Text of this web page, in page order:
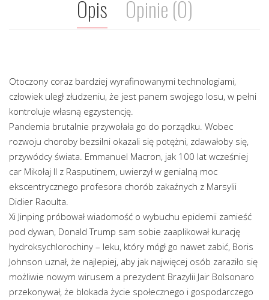
Opis Opinie (0)
Otoczony coraz bardziej wyrafinowanymi technologiami,
człowiek uległ złudzeniu, że jest panem swojego losu, w pełni
kontroluje własną egzystencję.
Pandemia brutalnie przywołała go do porządku. Wobec
rozwoju choroby bezsilni okazali się potężni, zdawałoby się,
przywódcy świata. Emmanuel Macron, jak 100 lat wcześniej
car Mikołaj II z Rasputinem, uwierzył w genialną moc
ekscentrycznego profesora chorób zakaźnych z Marsylii
Didier Raoulta.
Xi Jinping próbował wiadomość o wybuchu epidemii zamieść
pod dywan, Donald Trump sam sobie zaaplikował kurację
hydroksychlorochiny – leku, który mógł go nawet zabić, Boris
Johnson uznał, że najlepiej, aby jak najwięcej osób zaraziło się
możliwie nowym wirusem a prezydent Brazylii Jair Bolsonaro
przekonywał, że blokada życie społecznego i gospodarczego